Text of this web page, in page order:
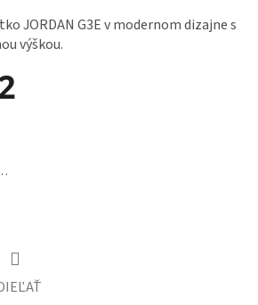
JORDAN G3E v modernom dizajne s
výškou.